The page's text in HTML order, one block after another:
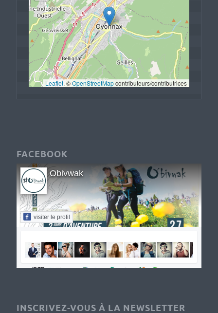
Leaflet, © OpenStreetMap contributeurs/contributrices
FACEBOOK
Obivwak
visiter le profil
INSCRIVEZ-VOUS À LA NEWSLETTER